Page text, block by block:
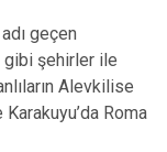
geçen
gibi şehirler ile
Alevkilise
Roma